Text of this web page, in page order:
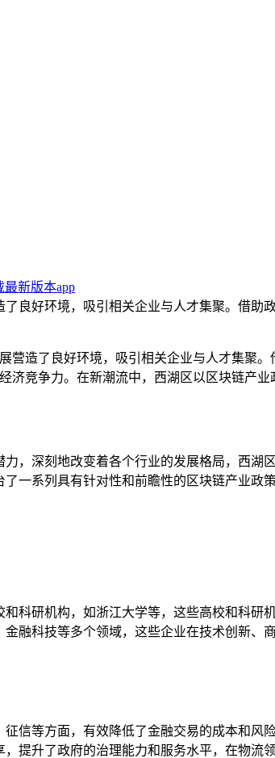
最新版本app
良好环境，吸引相关企业与人才集聚。借助
造了良好环境，吸引相关企业与人才集聚
竞争力。在新潮流中，西湖区以区块链产
，深刻地改变着各个行业的发展格局，西湖
一系列具有针对性和前瞻性的区块链产业政
科研机构，如浙江大学等，这些高校和科研
融科技等多个领域，这些企业在技术创新、
信等方面，有效降低了金融交易的成本和风
提升了政府的治理能力和服务水平，在物流